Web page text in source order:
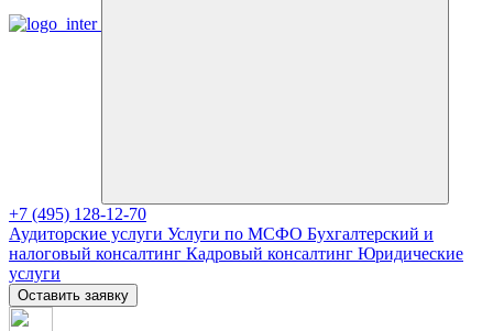
+7 (495) 128-12-70
Аудиторские услуги Услуги по МСФО Бухгалтерский и
налоговый консалтинг Кадровый консалтинг Юридические
услуги
Оставить заявку